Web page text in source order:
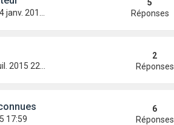
2013 10:56
5
Réponses
2015 22:37
2
Réponses
17:59
6
Réponses